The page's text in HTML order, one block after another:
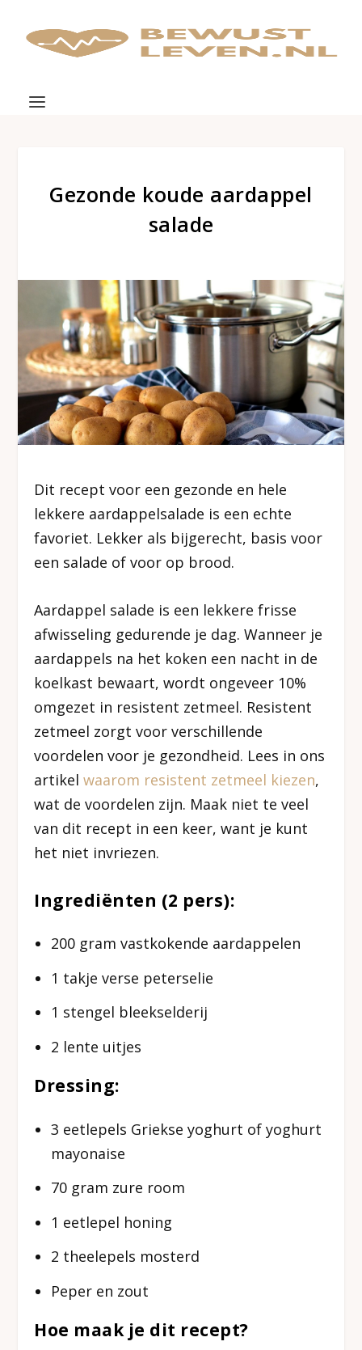
Gezonde koude aardappel
salade
Dit recept voor een gezonde en hele
lekkere aardappelsalade is een echte
favoriet. Lekker als bijgerecht, basis voor
een salade of voor op brood.
Aardappel salade is een lekkere frisse
afwisseling gedurende je dag. Wanneer je
aardappels na het koken een nacht in de
koelkast bewaart, wordt ongeveer 10%
omgezet in resistent zetmeel. Resistent
zetmeel zorgt voor verschillende
voordelen voor je gezondheid. Lees in ons
artikelwaarom resistent zetmeel kiezen,
wat de voordelen zijn. Maak niet te veel
van dit recept in een keer, want je kunt
het niet invriezen.
Ingrediënten (2 pers):
200 gram vastkokende aardappelen
1 takje verse peterselie
1 stengel bleekselderij
2 lente uitjes
Dressing:
3 eetlepels Griekse yoghurt of yoghurt
mayonaise
70 gram zure room
1 eetlepel honing
2 theelepels mosterd
Peper en zout
Hoe maak je dit recept?